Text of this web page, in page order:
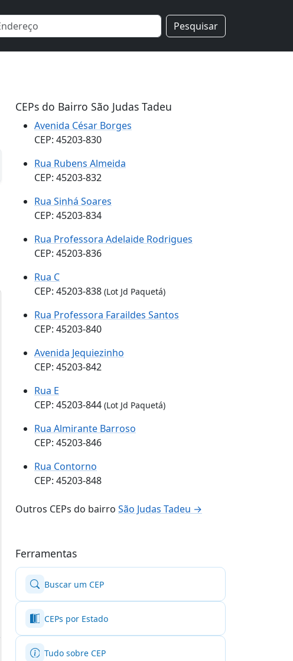
Pesquisar
CEPs do Bairro São Judas Tadeu
Avenida César Borges
CEP: 45203-830
Rua Rubens Almeida
CEP: 45203-832
Rua Sinhá Soares
CEP: 45203-834
Rua Professora Adelaide Rodrigues
CEP: 45203-836
Rua C
CEP: 45203-838 (Lot Jd Paquetá)
Rua Professora Faraildes Santos
CEP: 45203-840
Avenida Jequiezinho
CEP: 45203-842
Rua E
CEP: 45203-844 (Lot Jd Paquetá)
Rua Almirante Barroso
CEP: 45203-846
Rua Contorno
CEP: 45203-848
Outros CEPs do bairro São Judas Tadeu →
Ferramentas
Buscar um CEP
CEPs por Estado
Tudo sobre CEP